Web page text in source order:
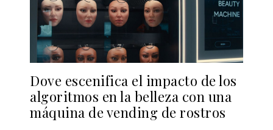
Dove escenifica el impacto de los
algoritmos en la belleza con una
máquina de vending de rostros